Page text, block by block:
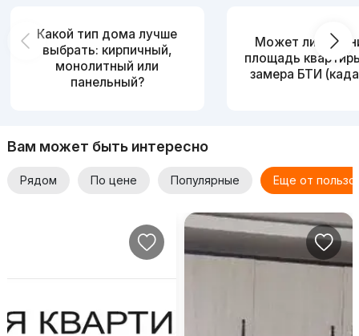
Какой тип дома лучше
выбрать: кирпичный,
монолитный или
панельный?
Может ли
площадь
замера БТИ
Вам может быть интересно
Рядом По цене Популярные Еще от